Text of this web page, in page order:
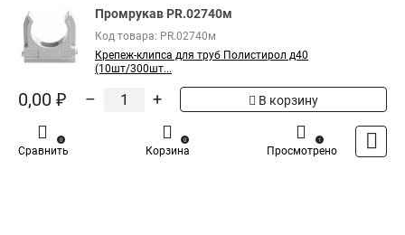
Промрукав PR.02740м
Код товара: PR.02740м
Крепеж-клипса для труб Полистирол д40
(10шт/300шт...
0,00 ₽ – + В корзину
Сравнить
0
Корзина
0
Просмотрено
1